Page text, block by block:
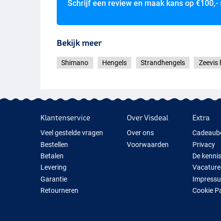
- Geleideogen: Fuji Low Rider Concept “O”
- Lengte: 4.50m / 14ft 9in
- Werpgewicht: 225g
- Aantal delen: 3
- Geleideogen: Fuji Low Rider Concept “O”
- Lengte: 4.25m / 13ft 11in
- Werpgewicht: 225g
- Aantal delen: 3
- Transportlengte: 146cm
- Gewicht: 511g
- Geleideogen: Fuji Low Rider Concept “O”
Schrijf een review en maak kans op €100,-
Bekijk meer
Shimano Hengels Strandhengels Zeevis
Klantenservice
Veel gestelde vragen
Bestellen
Betalen
Levering
Garantie
Retourneren
Over Visdeal
Over ons
Voorwaarden
Extra
Privacy
De
Cookie